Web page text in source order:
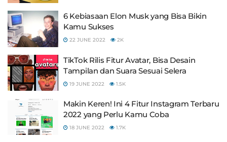
6 Kebiasaan Elon Musk yang Bisa Bikin
Kamu Sukses
22 JUNE 2022 2K
TikTok Rilis Fitur Avatar, Bisa Desain
Tampilan dan Suara Sesuai Selera
19 JUNE 2022 1.5K
Makin Keren! Ini 4 Fitur Instagram Terbaru
2022 yang Perlu Kamu Coba
18 JUNE 2022 1.7K